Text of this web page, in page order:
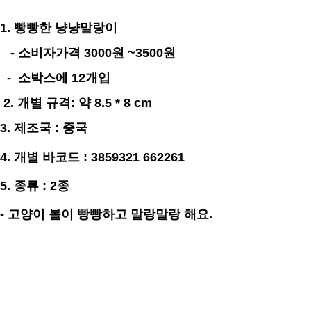
1. 빵빵한 냥냥말랑이
- 소비자가격 3000원 ~3500원
- 소박스에 12개입
2. 개별 규격: 약 8.5 * 8 cm
3. 제조국 : 중국
4. 개별 바코드 : 3859321 662261
5. 종류 : 2종
- 고양이 볼이 빵빵하고 말랑말랑 해요.